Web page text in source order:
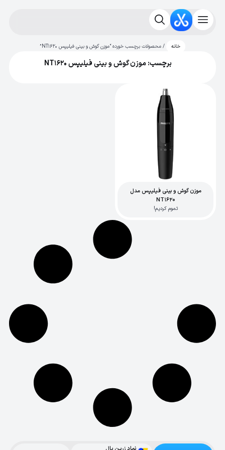
خانه / محصولات برچسب خورده “موزن گوش و بینی فیلیپس NT1620”
برچسب: موزن گوش و بینی فیلیپس NT1620
موزن گوش و بینی فیلیپس مدل
NT1620
تموم کردیم!